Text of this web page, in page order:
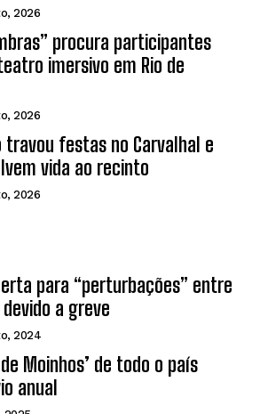
2026
procura participantes
imersivo em Rio de
2026
travou festas no Carvalhal e
vida ao recinto
2026
para “perturbações” entre
a greve
2024
Moinhos’ de todo o país
anual